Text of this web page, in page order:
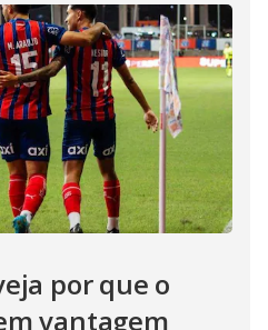
por que o
vantagem